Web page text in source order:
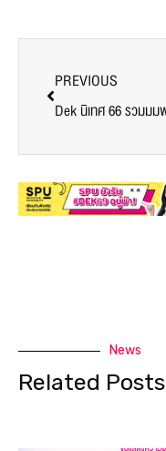
PREVIOUS
News
Related Posts